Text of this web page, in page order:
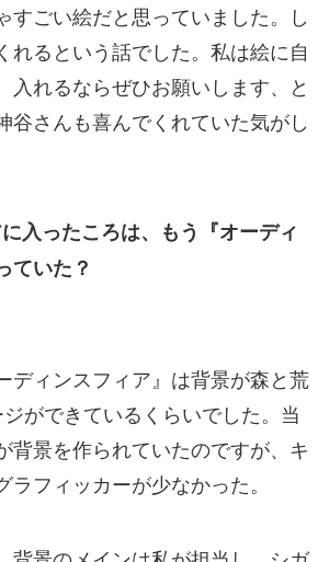
すごい絵だと思っていました。し
れるという話でした。私は絵に自
入れるならぜひお願いします、と
谷さんも喜んでくれていた気がし
入ったころは、もう『オーディ
ていた？
ディンスフィア』は背景が森と荒
ができているくらいでした。当
背景を作られていたのですが、キ
ラフィッカーが少なかった。